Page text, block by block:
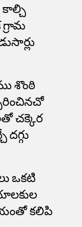
గ్రామ
శొంఠి
చక్కెర
ఒకటి
కలిపి